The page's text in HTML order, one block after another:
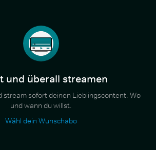
und überall streamen
stream sofort deinen Lieblingscontent. Wo
und wann du willst.
Wähl dein Wunschabo